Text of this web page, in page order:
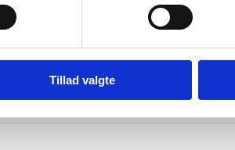
Tillad valgte